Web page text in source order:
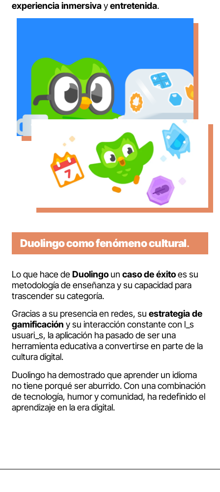
experiencia inmersivayentretenida.
Duolingo como fenómeno cultural.
Lo que hace deDuolingo un caso de éxitoes su
metodología de enseñanza y su capacidad para
trascender su categoría.
Gracias a su presencia en redes, su estrategia de
gamificación y su interacción constante con l_s
usuari_s, la aplicación ha pasado de ser una
herramienta educativa a convertirse en parte de la
cultura digital.
Duolingo ha demostrado que aprender un idioma
no tiene porqué ser aburrido. Con una combinación
de tecnología, humor y comunidad, ha redefinido el
aprendizaje en la era digital.